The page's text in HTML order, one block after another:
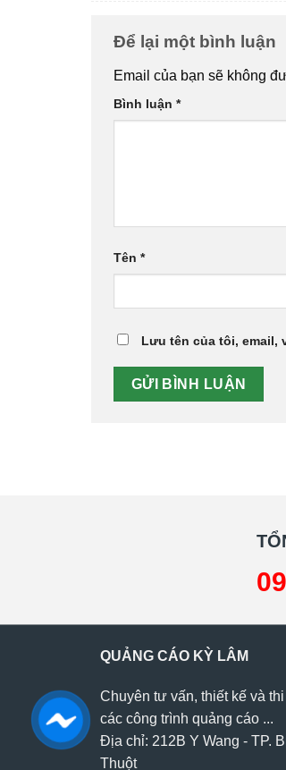
Để lại một bình luận
Email của bạn sẽ không
Bình luận *
Tên *
Lưu tên của tôi, email,
QUẢNG CÁO KỲ LÂM
Chuyên tư vấn, thiết kế và
các công trình quảng cáo ...
Địa chỉ: 212B Y Wang - TP.
Thuột